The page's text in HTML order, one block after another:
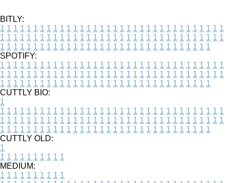
BITLY:
1 1 1 1 1 1 1 1 1 1 1 1 1 1 1 1 1 1 1 1 1 1 1 1 1 1 1 1 1 1 1 1 1 1
1 1 1 1 1 1 1 1 1 1 1 1 1 1 1 1 1 1 1 1 1 1 1 1 1 1 1 1 1 1 1 1 1 1
1 1 1 1 1 1 1 1 1 1 1 1 1 1 1 1 1 1 1 1 1 1 1 1 1 1 1 1 1 1 1 1
SPOTIFY:
1 1 1 1 1 1 1 1 1 1 1 1 1 1 1 1 1 1 1 1 1 1 1 1 1 1 1 1 1 1 1 1 1 1
1 1 1 1 1 1 1 1 1 1 1 1 1 1 1 1 1 1 1 1 1 1 1 1 1 1 1 1 1 1 1 1 1 1
1 1 1 1 1 1 1 1 1 1 1 1 1 1 1 1 1 1 1 1 1 1 1 1 1 1 1 1 1 1 1 1
CUTTLY BIO:
1
1 1 1 1 1 1 1 1 1 1 1 1 1 1 1 1 1 1 1 1 1 1 1 1 1 1 1 1 1 1 1 1 1 1
1 1 1 1 1 1 1 1 1 1 1 1 1 1 1 1 1 1 1 1 1 1 1 1 1 1 1 1 1 1 1 1 1 1
1 1 1 1 1 1 1 1 1 1 1 1 1 1 1 1 1 1 1 1 1 1 1 1 1 1 1 1 1 1 1 1
CUTTLY OLD:
1
1 1 1 1 1 1 1 1 1 1
MEDIUM:
1 1 1 1 1 1 1 1 1 1